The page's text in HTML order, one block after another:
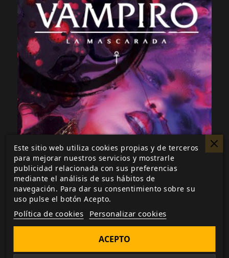
Vampiro: La Mascarada 5ª...
Este sitio web utiliza cookies propias y de terceros
para mejorar nuestros servicios y mostrarle
publicidad relacionada con sus preferencias
mediante el análisis de sus hábitos de
navegación. Para dar su consentimiento sobre su
uso pulse el botón Acepto.
Política de cookies Personalizar cookies
ACEPTO